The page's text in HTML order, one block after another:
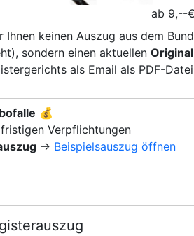
ab 9,--
keinen Auszug aus dem
sondern einen aktuellen
als Email als PDF-
💰
Verpflichtungen
→ Beispielsauszug öffnen